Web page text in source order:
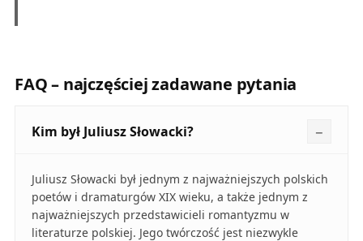
FAQ – najczęściej zadawane pytania
Kim był Juliusz Słowacki?
Juliusz Słowacki był jednym z najważniejszych polskich
poetów i dramaturgów XIX wieku, a także jednym z
najważniejszych przedstawicieli romantyzmu w
literaturze polskiej. Jego twórczość jest niezwykle